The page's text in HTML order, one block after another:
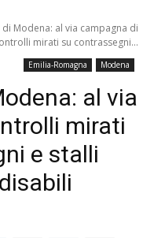
Modena: al via campagna di
mirati su contrassegni...
Emilia-Romagna Modena
al via
mirati
e stalli